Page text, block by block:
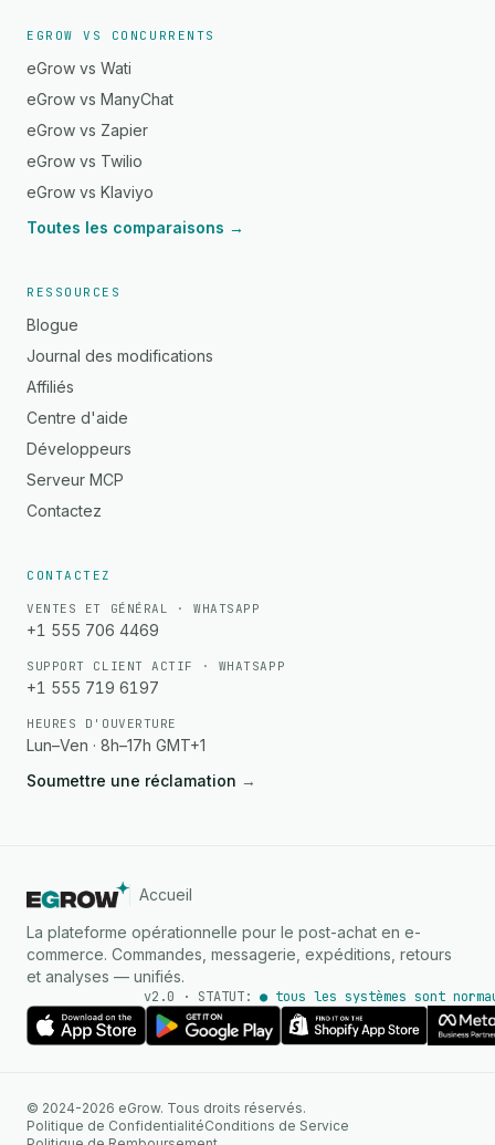
EGROW VS CONCURRENTS
eGrow vs Wati
eGrow vs ManyChat
eGrow vs Zapier
eGrow vs Twilio
eGrow vs Klaviyo
Toutes les comparaisons →
RESSOURCES
Blogue
Journal des modifications
Affiliés
Centre d'aide
Développeurs
Serveur MCP
Contactez
CONTACTEZ
VENTES ET GÉNÉRAL · WHATSAPP
+1 555 706 4469
SUPPORT CLIENT ACTIF · WHATSAPP
+1 555 719 6197
HEURES D'OUVERTURE
Lun–Ven · 8h–17h GMT+1
Soumettre une réclamation →
Accueil
La plateforme opérationnelle pour le post-achat en e-
commerce. Commandes, messagerie, expéditions, retours
et analyses — unifiés.
v2.0 · STATUT: ● tous les systèmes sont
© 2024-2026 eGrow. Tous droits réservés.
Politique de ConfidentialitéConditions de Service
Réponses instantanées sur
WhatsApp